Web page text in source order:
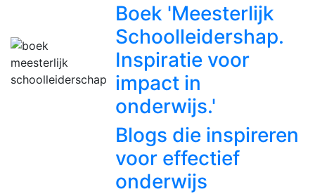
Boek 'Meesterlijk
Schoolleidershap.
Inspiratie voor
impact in
onderwijs.'
Blogs die inspireren
voor effectief
onderwijs